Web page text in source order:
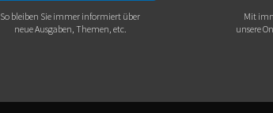
So bleiben Sie immer informiert über
neue Ausgaben, Themen, etc.
Mit
unsere